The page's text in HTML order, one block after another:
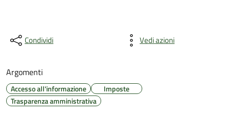
Condividi Vedi azioni
Argomenti
Accesso all'informazione
Imposte
Trasparenza amministrativa